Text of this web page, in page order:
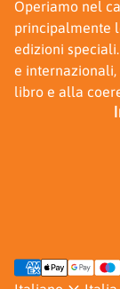
Operiamo nel
principalmente
edizioni
e
libro e alla
Metodi di